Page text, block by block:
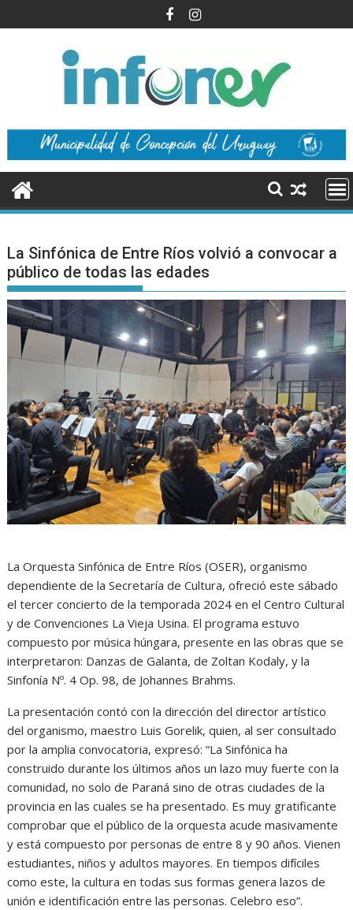
al
La Sinfónica de Entre Ríos volvió a convocar a
público de todas las edades
La Orquesta Sinfónica de Entre Ríos (OSER), organismo
dependiente de la Secretaría de Cultura, ofreció este sábado
el tercer concierto de la temporada 2024 en el Centro Cultural
y de Convenciones La Vieja Usina. El programa estuvo
compuesto por música húngara, presente en las obras que se
interpretaron: Danzas de Galanta, de Zoltan Kodaly, y la
Sinfonía Nº. 4 Op. 98, de Johannes Brahms.
La presentación contó con la dirección del director artístico
del organismo, maestro Luis Gorelik, quien, al ser consultado
por la amplia convocatoria, expresó: “La Sinfónica ha
construido durante los últimos años un lazo muy fuerte con la
comunidad, no solo de Paraná sino de otras ciudades de la
provincia en las cuales se ha presentado. Es muy gratificante
comprobar que el público de la orquesta acude masivamente
y está compuesto por personas de entre 8 y 90 años. Vienen
estudiantes, niños y adultos mayores. En tiempos difíciles
como este, la cultura en todas sus formas genera lazos de
unión e identificación entre las personas. Celebro eso”.